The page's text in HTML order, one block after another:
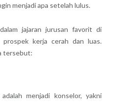
menjadi apa setelah lulus.
jajaran jurusan favorit di
kerja cerah dan luas.
tersebut:
menjadi konselor, yakni